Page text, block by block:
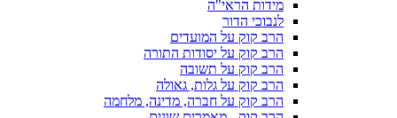
מידות הראי"ה
לנבוכי הדור
הרב קוק על המועדים
הרב קוק על יסודות התורה
הרב קוק על תשובה
הרב קוק על גלות, גאולה
הרב קוק על חברה, מדינה, מלחמה